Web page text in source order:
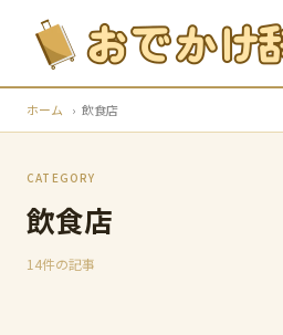
ホーム › 飲食店
CATEGORY
飲食店
14件の記事